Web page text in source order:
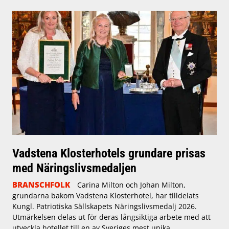
Vadstena Klosterhotels grundare prisas
med Näringslivsmedaljen
BRANSCHFOLK
Carina Milton och Johan Milton,
grundarna bakom Vadstena Klosterhotel, har tilldelats
Kungl. Patriotiska Sällskapets Näringslivsmedalj 2026.
Utmärkelsen delas ut för deras långsiktiga arbete med att